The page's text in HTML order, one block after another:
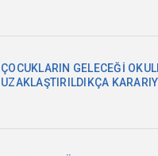
ÇOCUKLARIN GELECEĞİ
UZAKLAŞTIRILDIKÇA